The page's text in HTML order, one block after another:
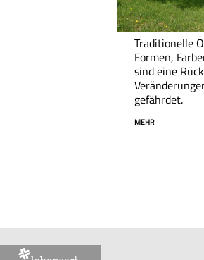
Traditionelle
Formen,
sind eine
gefährdet.
MEHR